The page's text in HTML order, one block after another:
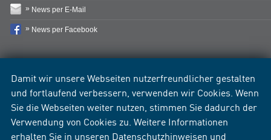
Damit wir unsere Webseiten nutzerfreundlicher gestalten
und fortlaufend verbessern, verwenden wir Cookies. Wenn
Sie die Webseiten weiter nutzen, stimmen Sie dadurch der
Verwendung von Cookies zu. Weitere Informationen
erhalten Sie in unseren Datenschutzhinweisen und
News per E-Mail
News per Facebook